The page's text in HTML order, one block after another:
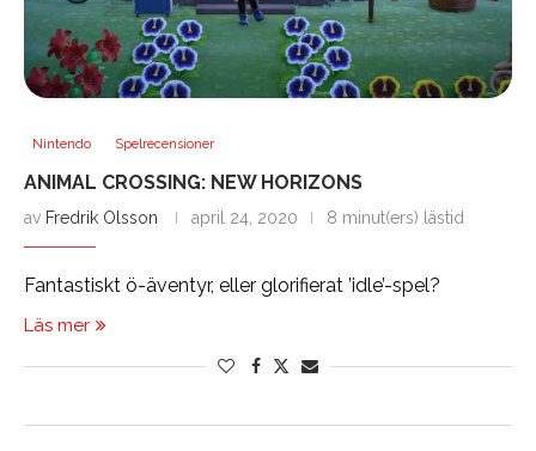
Nintendo Spelrecensioner
ANIMAL CROSSING: NEW HORIZONS
av Fredrik Olsson april 24, 2020 8 minut(ers) lästid
Fantastiskt ö-äventyr, eller glorifierat ’idle’-spel?
Läs mer